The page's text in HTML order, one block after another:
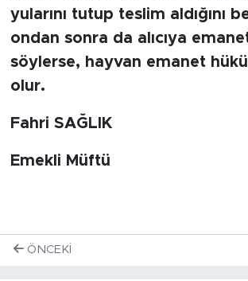
yularını tutup teslim aldığını
ondan sonra da alıcıya emanet
söylerse, hayvan emanet
olur.
Fahri SAĞLIK
Emekli Müftü
ÖNCEKI